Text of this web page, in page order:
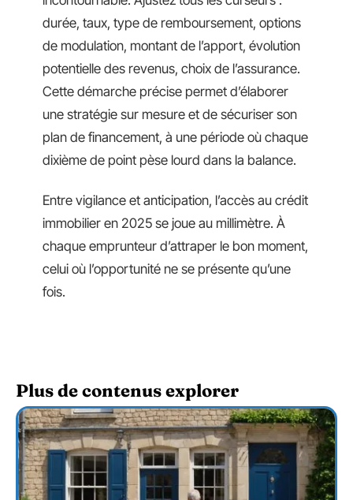
durée, taux, type de remboursement, options
de modulation, montant de l’apport, évolution
potentielle des revenus, choix de l’assurance.
Cette démarche précise permet d’élaborer
une stratégie sur mesure et de sécuriser son
plan de financement, à une période où chaque
dixième de point pèse lourd dans la balance.
Entre vigilance et anticipation, l’accès au crédit
immobilier en 2025 se joue au millimètre. À
chaque emprunteur d’attraper le bon moment,
celui où l’opportunité ne se présente qu’une
fois.
Plus de contenus explorer